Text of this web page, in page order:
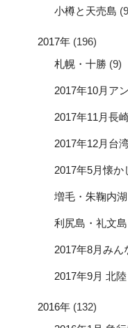
小樽と天売島
2017年 (196)
札幌・十勝 (9)
2017年10月ア
2017年11月長
2017年12月台
2017年5月懐か
増毛・朱鞠内
利尻島・礼文
2017年8月み
2017年9月 北
2016年 (132)